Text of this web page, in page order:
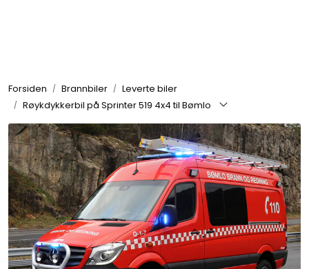
Forsiden Brannbiler
Leverte biler
Røykdykkerbil på Sprinter 519 4x4 til Bømlo
Produkter
Reservedeler
Nyheter
Om oss
Kvalitet og miljø